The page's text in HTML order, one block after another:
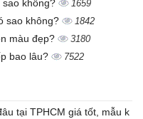
không? 1659
sao không? 1842
màu đẹp? 3180
bao lâu? 7522
tại TPHCM giá tốt, mẫu k